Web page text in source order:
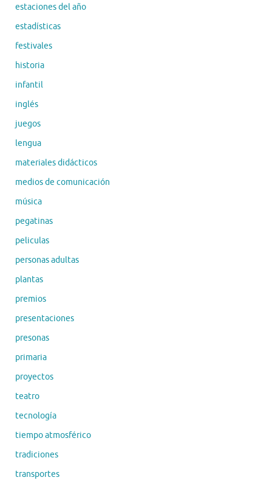
estaciones del año
estadísticas
festivales
historia
infantil
inglés
juegos
lengua
materiales didácticos
medios de comunicación
música
pegatinas
peliculas
personas adultas
plantas
premios
presentaciones
presonas
primaria
proyectos
teatro
tecnología
tiempo atmosférico
tradiciones
transportes